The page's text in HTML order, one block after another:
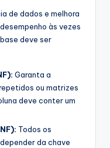
de dados e melhora
às vezes
deve ser
Garanta a
ou matrizes
deve conter um
Todos os
da chave